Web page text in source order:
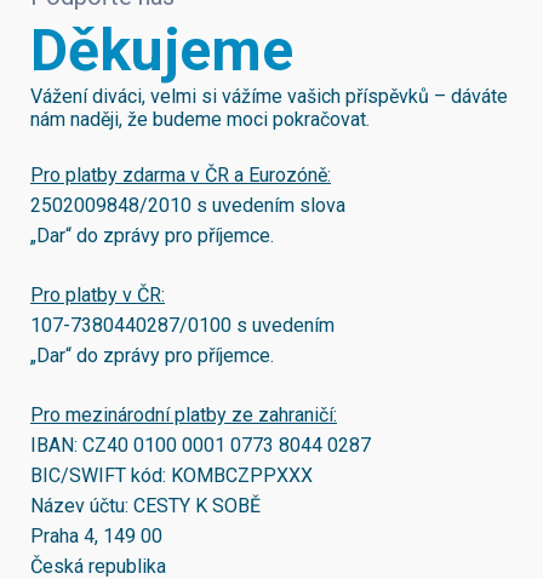
Děkujeme
Vážení diváci, velmi si vážíme vašich příspěvků – dáváte
nám naději, že budeme moci pokračovat.
Pro platby zdarma v ČR a Eurozóně:
2502009848/2010 s uvedením slova
„Dar“ do zprávy pro příjemce.
Pro platby v ČR:
107-7380440287/0100 s uvedením
„Dar“ do zprávy pro příjemce.
Pro mezinárodní platby ze zahraničí:
IBAN: CZ40 0100 0001 0773 8044 0287
BIC/SWIFT kód: KOMBCZPPXXX
Název účtu: CESTY K SOBĚ
Praha 4, 149 00
Česká republika